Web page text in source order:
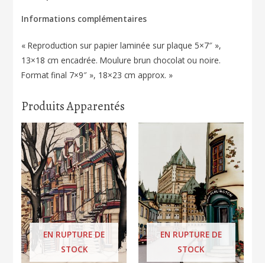
Informations complémentaires
« Reproduction sur papier laminée sur plaque 5×7″ »,
13×18 cm encadrée. Moulure brun chocolat ou noire.
Format final 7×9″ », 18×23 cm approx. »
Produits Apparentés
EN RUPTURE DE
STOCK
EN RUPTURE DE
STOCK